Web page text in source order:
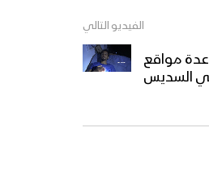
الفيديو التالي
عدة مواقع
السديس